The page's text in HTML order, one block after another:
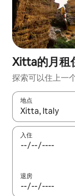
Xitta的月租
探索可以住上一
地点
如有搜索结果，
入住
退房